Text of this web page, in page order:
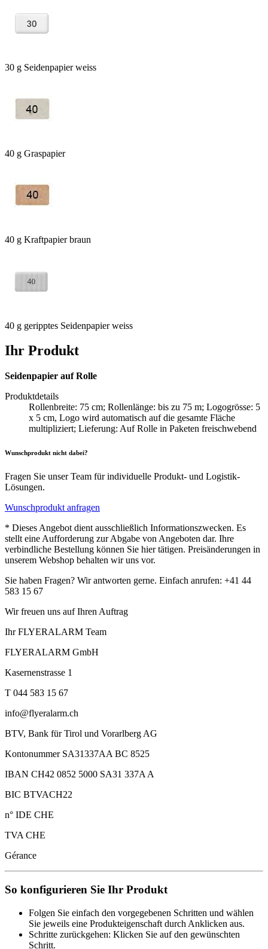
30 g Seidenpapier weiss
40 g Graspapier
40 g Kraftpapier braun
40 g geripptes Seidenpapier weiss
Ihr Produkt
Seidenpapier auf Rolle
Produktdetails
Rollenbreite: 75 cm; Rollenlänge: bis zu 75 m; Logogrösse: 5
x 5 cm, Logo wird automatisch auf die gesamte Fläche
multipliziert; Lieferung: Auf Rolle in Paketen freischwebend
Wunschprodukt nicht dabei?
Fragen Sie unser Team für individuelle Produkt- und Logistik-
Lösungen.
Wunschprodukt anfragen
* Dieses Angebot dient ausschließlich Informationszwecken. Es
stellt eine Aufforderung zur Abgabe von Angeboten dar. Ihre
verbindliche Bestellung können Sie hier tätigen. Preisänderungen in
unserem Webshop behalten wir uns vor.
Sie haben Fragen? Wir antworten gerne. Einfach anrufen: +41 44
583 15 67
Wir freuen uns auf Ihren Auftrag
Ihr FLYERALARM Team
FLYERALARM GmbH
Kasernenstrasse 1
T 044 583 15 67
info@flyeralarm.ch
BTV, Bank für Tirol und Vorarlberg AG
Kontonummer SA31337AA BC 8525
IBAN CH42 0852 5000 SA31 337A A
BIC BTVACH22
n° IDE CHE
TVA CHE
Gérance
So konfigurieren Sie Ihr Produkt
Folgen Sie einfach den vorgegebenen Schritten und wählen
Sie jeweils eine Produkteigenschaft durch Anklicken aus.
Schritte zurückgehen: Klicken Sie auf den gewünschten
Schritt.